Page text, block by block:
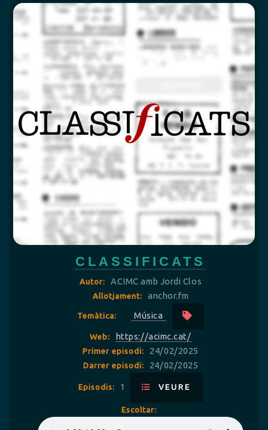
CLASSIFICATS
Autor: ACIMC amb Jordi Clos
Allotjament: anchor.fm
Temàtica: Música
Web: https://acimc.cat/
Primer episodi: 24/02/2025
Darrer episodi: 24/02/2025
Episodis: 1 VEURE
Escoltar: